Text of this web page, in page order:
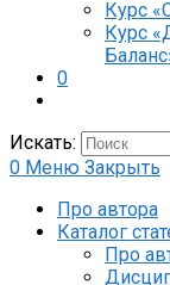
Курс
Курс
0
Искать:
0 Меню Закрыть
Про автора
Каталог
Про